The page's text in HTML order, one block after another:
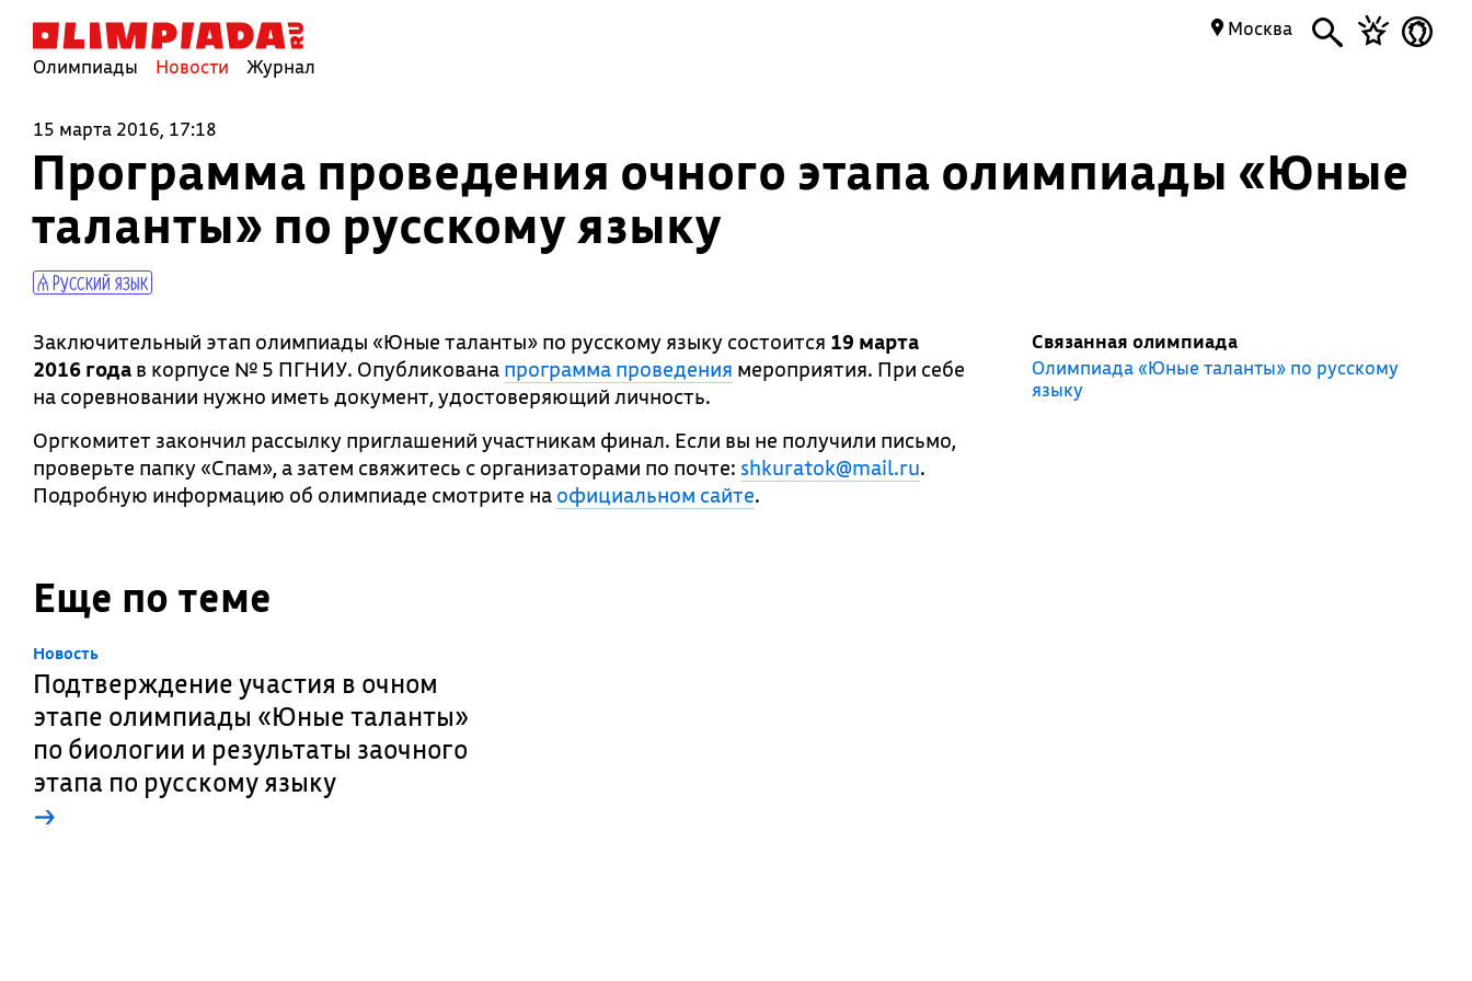
Олимпиады Новости Журнал
Москва
15 марта 2016, 17:18
Программа проведения очного этапа олимпиады «Юные
таланты» по русскому языку
Русский язык
Заключительный этап олимпиады «Юные таланты» по русскому языку состоится 19 марта
2016 года в корпусе № 5 ПГНИУ. Опубликована программа проведения мероприятия. При себе
на соревновании нужно иметь документ, удостоверяющий личность.
Оргкомитет закончил рассылку приглашений участникам финал. Если вы не получили письмо,
проверьте папку «Спам», а затем свяжитесь с организаторами по почте: shkuratok@mail.ru.
Подробную информацию об олимпиаде смотрите на официальном сайте.
Связанная олимпиада
Олимпиада «Юные таланты» по русскому
языку
Еще по теме
Новость
Подтверждение участия в очном
этапе олимпиады «Юные таланты»
по биологии и результаты заочного
этапа по русскому языку
→